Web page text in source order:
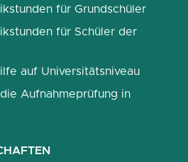
für Grundschüler
für Schüler der
auf Universitätsniveau
Aufnahmeprüfung in